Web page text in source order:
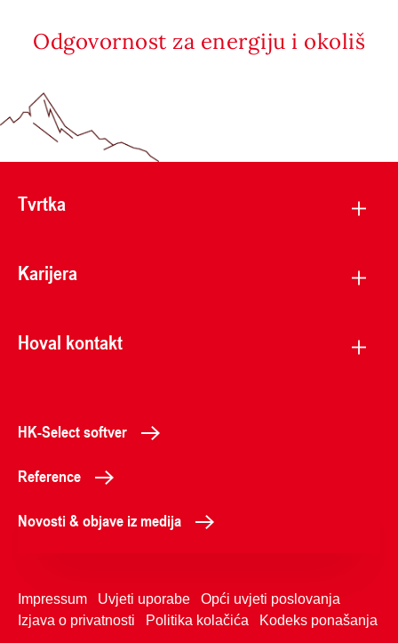
Odgovornost za energiju i okoliš
Tvrtka
Karijera
Hoval kontakt
HK-Select softver
Reference
Novosti & objave iz medija
Impressum Uvjeti uporabe
Opći uvjeti poslovanja
Izjava o privatnosti
Politika kolačića Kodeks ponašanja